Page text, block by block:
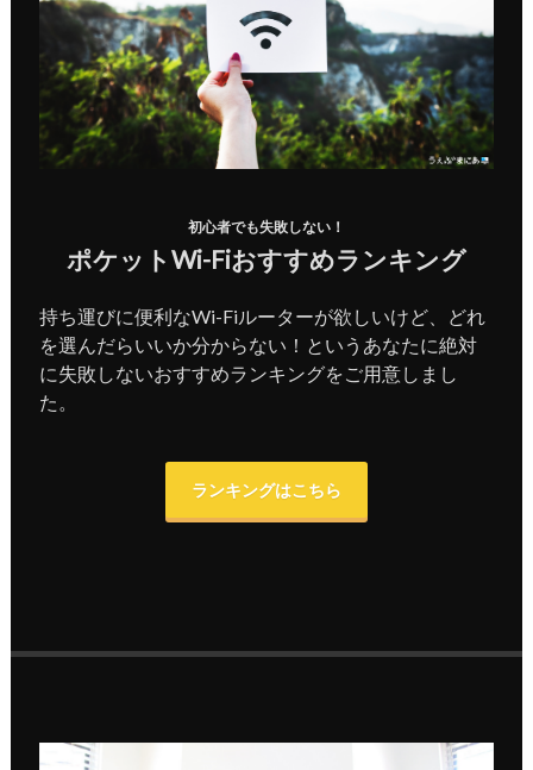
初心者でも失敗しない！
ポケットWi-Fiおすすめランキング
持ち運びに便利なWi-Fiルーターが欲しいけど、どれ
を選んだらいいか分からない！というあなたに絶対
に失敗しないおすすめランキングをご用意しまし
た。
ランキングはこちら